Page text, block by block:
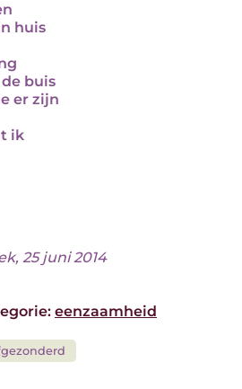
huis
buis
er zijn
ik
25 juni 2014
eenzaamheid